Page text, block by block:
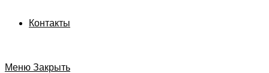
Контакты
Меню Закрыть